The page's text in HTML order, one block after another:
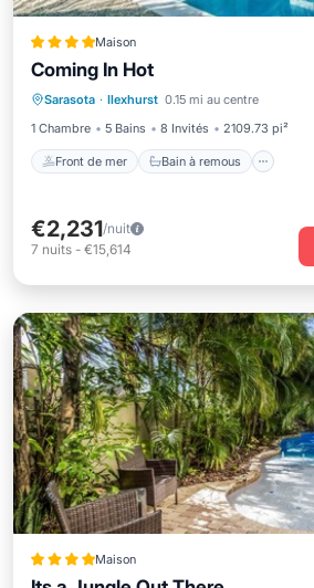
Maison
Coming In Hot
Sarasota · Ilexhurst 0.15 mi au centre
1 Chambre
5 Bains 8 Invités 2109.73 pi²
Front de mer Bain à remous
Front de mer
Piscine
€2,231/nuit
7 nuits - €15,614
Maison